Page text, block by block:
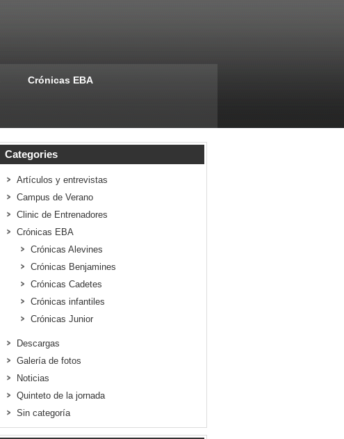
Crónicas EBA
Categories
Artículos y entrevistas
Campus de Verano
Clinic de Entrenadores
Crónicas EBA
Crónicas Alevines
Crónicas Benjamines
Crónicas Cadetes
Crónicas infantiles
Crónicas Junior
Descargas
Galería de fotos
Noticias
Quinteto de la jornada
Sin categoría